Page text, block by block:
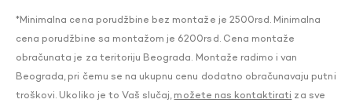
*Minimalna cena porudžbine bez montaže je 2500rsd. Minimalna
cena porudžbine sa montažom je 6200rsd. Cena montaže
obračunata je za teritoriju Beograda. Montaže radimo i van
Beograda, pri čemu se na ukupnu cenu dodatno obračunavaju putni
troškovi. Ukoliko je to Vaš slučaj, možete nas kontaktirati za sve